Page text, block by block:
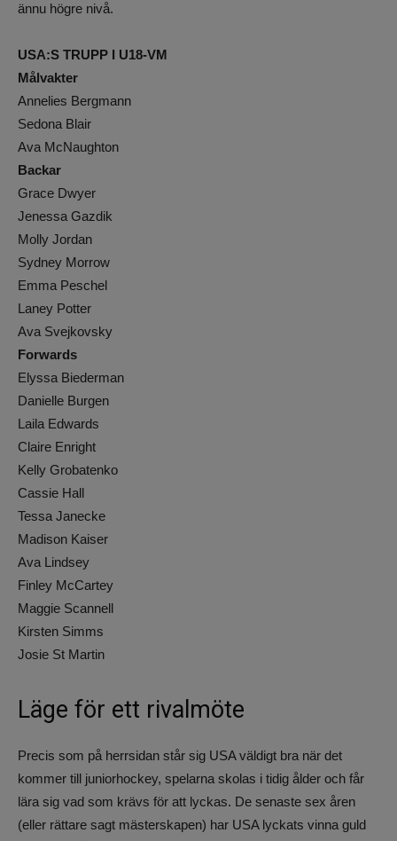
ännu högre nivå.
USA:S TRUPP I U18-VM
Målvakter
Annelies Bergmann
Sedona Blair
Ava McNaughton
Backar
Grace Dwyer
Jenessa Gazdik
Molly Jordan
Sydney Morrow
Emma Peschel
Laney Potter
Ava Svejkovsky
Forwards
Elyssa Biederman
Danielle Burgen
Laila Edwards
Claire Enright
Kelly Grobatenko
Cassie Hall
Tessa Janecke
Madison Kaiser
Ava Lindsey
Finley McCartey
Maggie Scannell
Kirsten Simms
Josie St Martin
Läge för ett rivalmöte
Precis som på herrsidan står sig USA väldigt bra när det
kommer till juniorhockey, spelarna skolas i tidig ålder och får
lära sig vad som krävs för att lyckas. De senaste sex åren
(eller rättare sagt mästerskapen) har USA lyckats vinna guld